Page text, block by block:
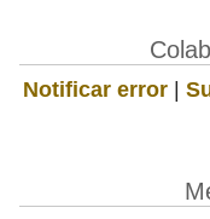
Notificar error |